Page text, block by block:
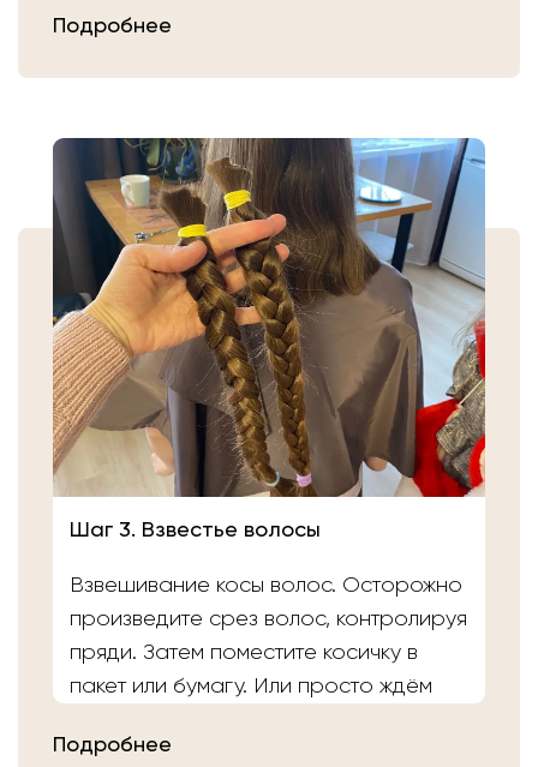
Подробнее
Шаг 3. Взвестье волосы
Взвешивание косы волос. Осторожно
произведите срез волос, контролируя
пряди. Затем поместите косичку в
пакет или бумагу. Или просто ждём
мастера выполнят срез волос и
Подробнее